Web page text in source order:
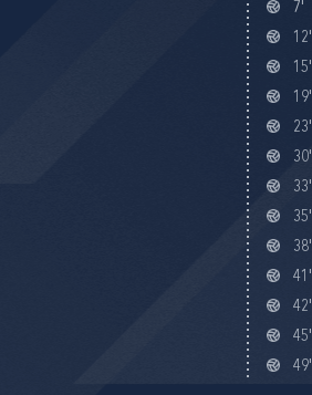
7'
12'
15'
19'
23'
30'
33'
35'
38'
41'
42'
45'
49'